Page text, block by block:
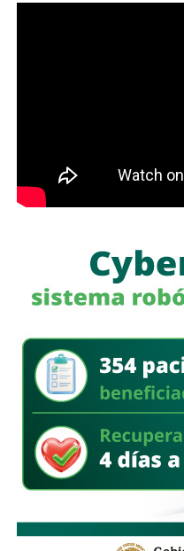
regulación específica
circula la información,
pueden difundirse
sustento.
Para Sheinbaum,la
pasa por mantener
verdad.Para González,
fundamentales del
quien publica una
mediante su firma.
Por ahora, la postura
libertad de expresión
den la cara por lo que